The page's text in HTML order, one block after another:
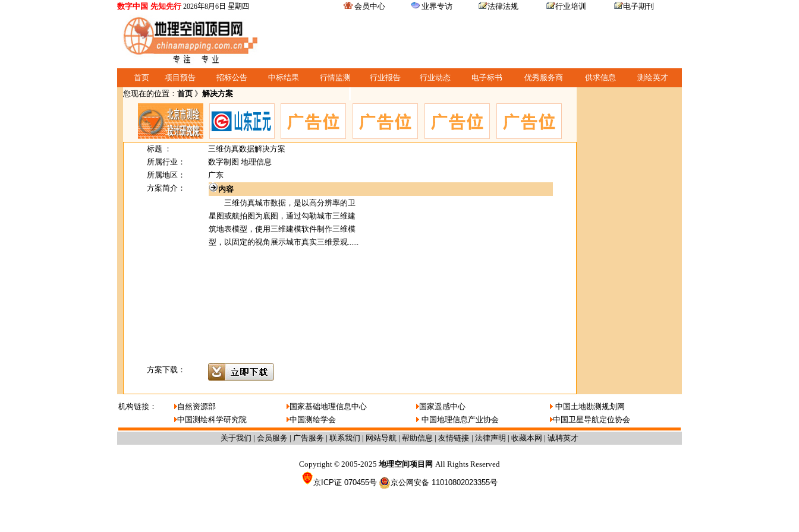
数字中国 先知先行 2026年8月6日 星期四 会员中心 业界专访 法律法规 行业培训 电子期刊
首页 项目预告 招标公告 中标结果 行情监测 行业报告 行业动态 电子标书 优秀服务商 供求信息
测绘英才
您现在的位置： 首页 》 解决方案
标题 ：
三维仿真数据解决方案
所属行业：
数字制图 地理信息
所属地区：
广东
方案简介：
内容
三维仿真城市数据，是以高分辨率的卫
星图或航拍图为底图，通过勾勒城市三维建
筑地表模型，使用三维建模软件制作三维模
型，以固定的视角展示城市真实三维景观......
方案下载：
机构链接： 自然资源部 国家基础地理信息中心 国家遥感中心
中国土地勘测规划网
中国测绘科学研究院
中国测绘学会 中国地理信息产业协会 中国卫星导航定位协会
关于我们 | 会员服务 | 广告服务 | 联系我们 | 网站导航 | 帮助信息 | 友情链接 | 法律声明 | 收藏本网 | 诚聘英才
Copyright © 2005-2025 地理空间项目网 All Rights Reserved
京ICP证 070455号 京公网安备 11010802023355号